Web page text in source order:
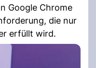
Google Chrome
die nur
erfüllt wird.